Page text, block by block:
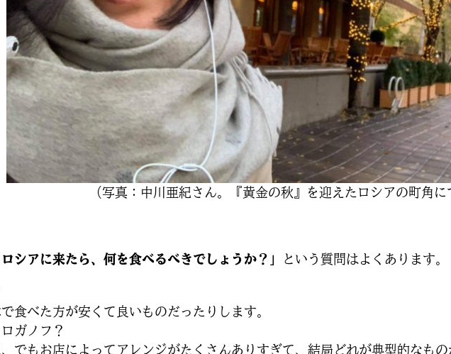
（写真：中川亜紀さん。『黄金の秋』を迎えたロシアの町角に
ロシアに来たら、何を食べるべきでしょうか？」 という質問はよくあります。
食べた方が安くて良いものだったりします。
ガノフ？
でもお店によってアレンジがたくさんありすぎて、結局どれが典型的なも